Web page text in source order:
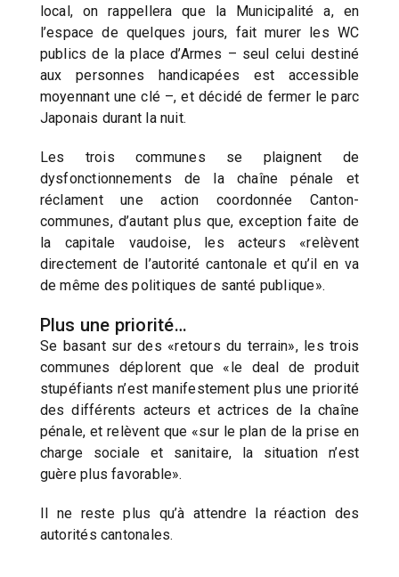
local, on rappellera que la Municipalité a, en
l’espace de quelques jours, fait murer les WC
publics de la place d’Armes – seul celui destiné
aux personnes handicapées est accessible
moyennant une clé –, et décidé de fermer le parc
Japonais durant la nuit.
Les trois communes se plaignent de
dysfonctionnements de la chaîne pénale et
réclament une action coordonnée Canton-
communes, d’autant plus que, exception faite de
la capitale vaudoise, les acteurs «relèvent
directement de l’autorité cantonale et qu’il en va
de même des politiques de santé publique».
Plus une priorité…
Se basant sur des «retours du terrain», les trois
communes déplorent que «le deal de produit
stupéfiants n’est manifestement plus une priorité
des différents acteurs et actrices de la chaîne
pénale, et relèvent que «sur le plan de la prise en
charge sociale et sanitaire, la situation n’est
guère plus favorable».
Il ne reste plus qu’à attendre la réaction des
autorités cantonales.